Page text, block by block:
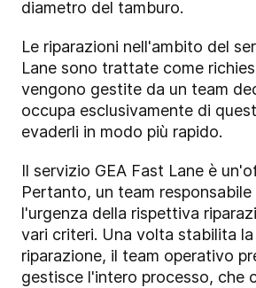
diametro del tamburo.
Le riparazioni nell'ambito del
Lane sono trattate come
vengono gestite da un team
occupa esclusivamente di
evaderli in modo più rapido.
Il servizio GEA Fast Lane è
Pertanto, un team
l'urgenza della rispettiva
vari criteri. Una volta stabilita
riparazione, il team operativo
gestisce l'intero processo, che